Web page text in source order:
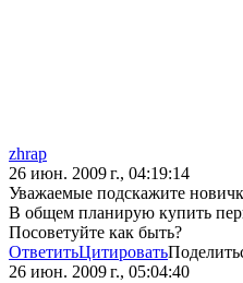
zhrap
26 июн. 2009 г., 04:19:14
Уважаемые подскажите
В общем планирую купить
Посоветуйте как быть?
ОтветитьЦитировать
26 июн. 2009 г., 05:04:40